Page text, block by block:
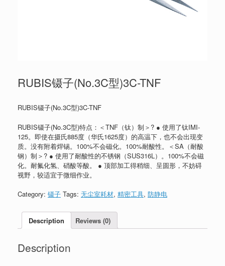
RUBIS镊子(No.3C型)3C-TNF
RUBIS镊子(No.3C型)3C-TNF
RUBIS镊子(No.3C型)特点：＜TNF（钛）制＞? ● 使用了钛IMI-
125。即使在摄氏885度（华氏1625度）的高温下，也不会出现变
质。没有附着焊锡。100%不会磁化。100%耐酸性。＜SA（耐酸
钢）制＞? ● 使用了耐酸性的不锈钢（SUS316L）。100%不会磁
化。耐氟化氢、硝酸等酸。 ● 顶部加工得稍细、呈圆形，不妨碍
视野，较适宜于微细作业。
Category: 镊子 Tags: 无尘室耗材, 精密工具, 防静电
Description Reviews (0)
Description